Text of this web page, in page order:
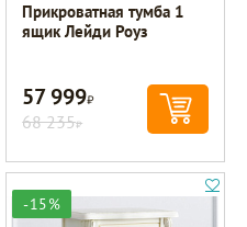
Прикроватная тумба 1
ящик Лейди Роуз
57 999Р
68 235Р
-15%